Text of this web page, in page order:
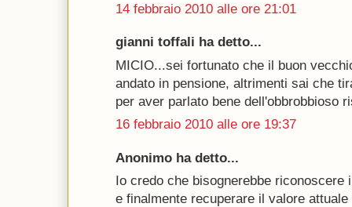
14 febbraio 2010 alle ore 21:01
gianni toffali ha detto...
MICIO...sei fortunato che il buon
andato in pensione, altrimenti sai che
per aver parlato bene dell'obbrobbioso
16 febbraio 2010 alle ore 19:37
Anonimo ha detto...
Io credo che bisognerebbe riconoscere
e finalmente recuperare il valore